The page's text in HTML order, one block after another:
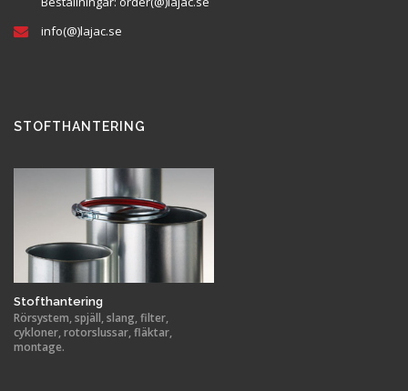
info(@)lajac.se
STOFTHANTERING
Stofthantering
Rörsystem, spjäll, slang, filter,
cykloner, rotorslussar, fläktar,
montage.